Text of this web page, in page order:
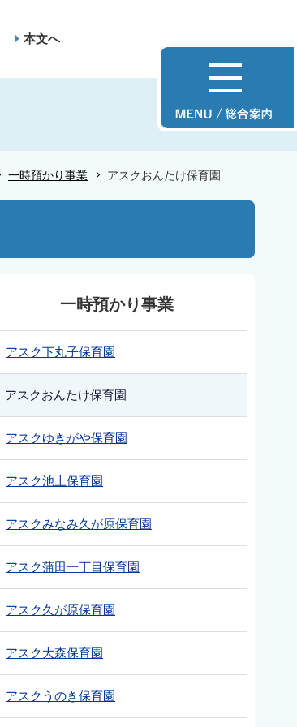
本文へ
一時預かり事業 アスクおんたけ保育園
一時預かり事業
アスク下丸子保育園
アスクおんたけ保育園
アスクゆきがや保育園
アスク池上保育園
アスクみなみ久が原保育園
アスク蒲田一丁目保育園
アスク久が原保育園
アスク大森保育園
アスクうのき保育園